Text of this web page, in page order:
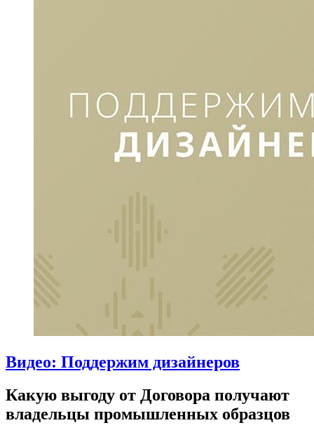
Видео: Поддержим дизайнеров
Какую выгоду от Договора получают
владельцы промышленных образцов